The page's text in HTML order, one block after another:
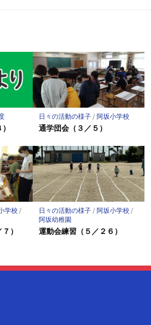
日々の活動の様子/阿坂小学校
通学団会（３／５）
学校 /
）
日々の活動の様子/阿坂小学校 /
阿坂幼稚園
運動会練習（５／２６）